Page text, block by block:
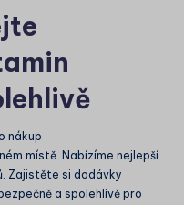
nákup
místě. Nabízíme nejlepší
Zajistěte si dodávky
a spolehlivě pro